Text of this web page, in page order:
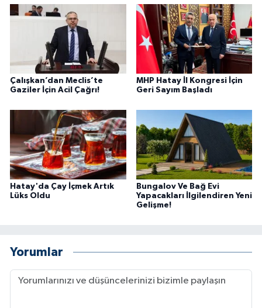
Çalışkan’dan Meclis’te
Gaziler İçin Acil Çağrı!
MHP Hatay İl Kongresi İçin
Geri Sayım Başladı
Hatay'da Çay İçmek Artık
Lüks Oldu
Bungalov Ve Bağ Evi
Yapacakları İlgilendiren Yeni
Gelişme!
Yorumlar